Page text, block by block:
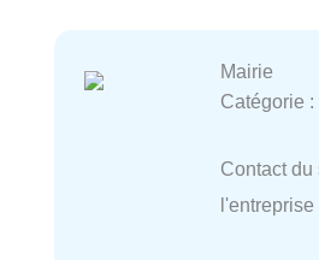
Mairie
Catégorie :
Contact du